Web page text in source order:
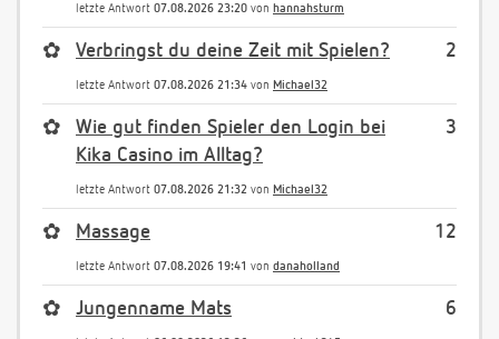
letzte Antwort 07.08.2026 23:20 von hannahsturm
2
✿ Verbringst du deine Zeit mit Spielen?
letzte Antwort 07.08.2026 21:34 von Michael32
3
✿
Wie gut finden Spieler den Login bei
Kika Casino im Alltag?
letzte Antwort 07.08.2026 21:32 von Michael32
12
✿ Massage
letzte Antwort 07.08.2026 19:41 von danaholland
6
✿ Jungenname Mats